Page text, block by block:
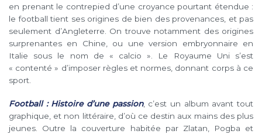
en prenant le contrepied d’une croyance pourtant étendue :
le football tient ses origines de bien des provenances, et pas
seulement d’Angleterre. On trouve notamment des origines
surprenantes en Chine, ou une version embryonnaire en
Italie sous le nom de « calcio ». Le Royaume Uni s’est
« contenté » d’imposer règles et normes, donnant corps à ce
sport.
Football : Histoire d’une passion, c’est un album avant tout
graphique, et non littéraire, d’où ce destin aux mains des plus
jeunes. Outre la couverture habitée par Zlatan, Pogba et